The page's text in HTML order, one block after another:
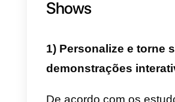
prioridade que
acontecer que